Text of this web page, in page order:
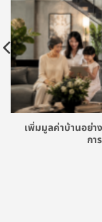
เพิ่มมูลค่าบ้านอย่า
กา